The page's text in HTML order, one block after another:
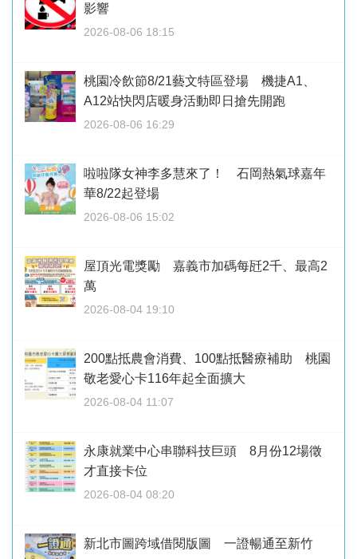
影響
2026-08-06 18:15
桃園冷飲節8/21藝文特區登場 機捷A1、
A12站快閃店暖身活動即日搶先開跑
2026-08-06 16:29
啦啦隊女神李多慧來了！ 石岡熱氣球嘉年
華8/22起登場
2026-08-06 15:02
屋頂光電獎勵 嘉義市加碼每瓩2千、最高2
萬
2026-08-04 19:10
200點抵農會消費、100點抵醫療補助 桃園
敬老愛心卡116年起全面擴大
2026-08-04 11:07
永康就業中心串聯科技巨頭 8月份12場徵
才直接卡位
2026-08-04 08:20
新北市圖跨域借閱版圖 一證暢通至新竹